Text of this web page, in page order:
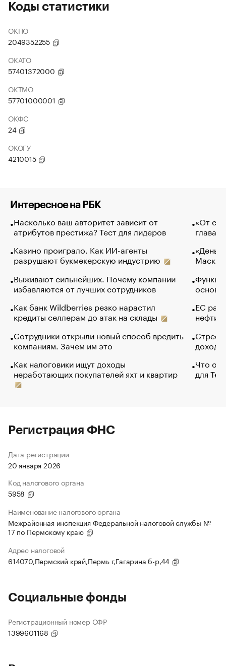
Коды статистики
ОКПО
2049352255
ОКАТО
57401372000
ОКТМО
57701000001
ОКФС
24
ОКОГУ
4210015
Интересное на РБК
Насколько ваш авторитет зависит от
атрибутов престижа? Тест для лидеров
Казино проиграло. Как ИИ-агенты
разрушают букмекерскую индустрию
Выживают сильнейших. Почему компании
избавляются от лучших сотрудников
Как банк Wildberries резко нарастил
кредиты селлерам до атак на склады
Сотрудники открыли новый способ вредить
компаниям. Зачем им это
Как налоговики ищут доходы
неработающих покупателей яхт и квартир
«От
глава
Маск в
основ
ЕС
нефти
Что
для
Регистрация ФНС
Дата регистрации
20 января 2026
Код налогового органа
5958
Наименование налогового органа
Межрайонная инспекция Федеральной налоговой службы №
17 по Пермскому краю
Адрес налоговой
614070,Пермский край,Пермь г,Гагарина б-р,44
Социальные фонды
Регистрационный номер СФР
1399601168